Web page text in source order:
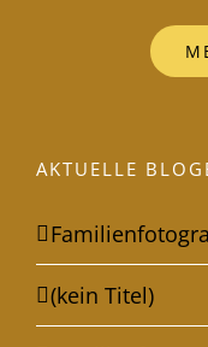
AKTUELLE
(kein Titel)